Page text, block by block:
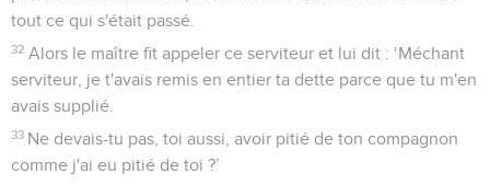
tout ce qui s'était passé.
32 Alors le maître fit appeler ce serviteur et lui dit : ‘Méchant
serviteur, je t'avais remis en entier ta dette parce que tu m'en
avais supplié.
33 Ne devais-tu pas, toi aussi, avoir pitié de ton compagnon
comme j'ai eu pitié de toi ?’